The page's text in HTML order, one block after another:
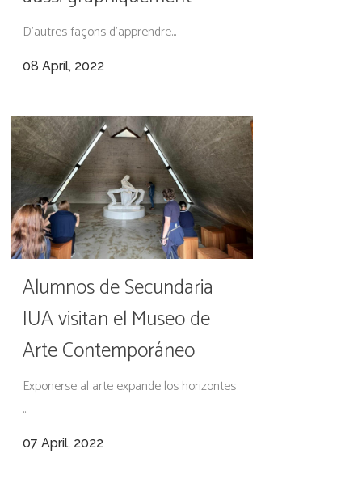
D'autres façons d'apprendre...
08 April, 2022
Alumnos de Secundaria
IUA visitan el Museo de
Arte Contemporáneo
Exponerse al arte expande los horizontes
...
07 April, 2022